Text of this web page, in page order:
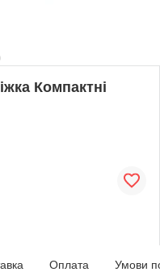
Компактні
Оплата Умови